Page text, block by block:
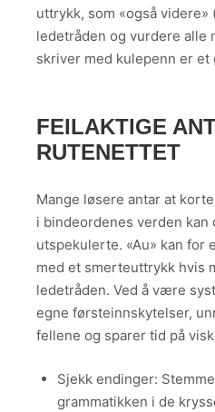
uttrykk, som «også videre»
ledetråden og vurdere alle
skriver med kulepenn er et
FEILAKTIGE
RUTENETTET
Mange løsere antar at
i bindeordenes verden
utspekulerte. «Au» kan for
med et smerteuttrykk hvis
ledetråden. Ved å være
egne førsteinnskytelser,
fellene og sparer tid på
Sjekk endinger:
grammatikken i de